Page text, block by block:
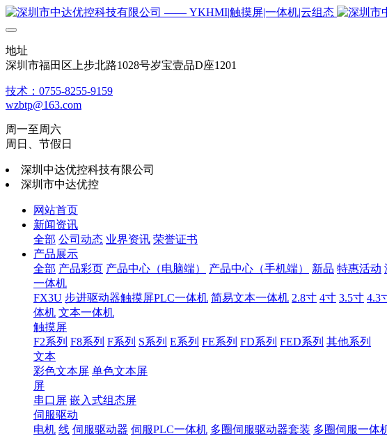
地址
深圳市福田区上步北路1028号岁宝壹品D座1201
技术：0755-8255-9159
wzbtp@163.com
周一至周六
周日、节假日
深圳中达优控科技有限公司
深圳市中达优控
网站首页
新闻资讯
全部 公司动态 业界资讯 荣誉证书
产品展示
全部 产品彩页 产品中心（电脑端） 产品中心（手机端） 新品 特惠活动
一体机
FX3U 步进驱动器触摸屏PLC一体机 简易文本一体机 2.8寸 4寸 3.5寸 4.3
体机 文本一体机
触摸屏
F2系列 F8系列 F系列 S系列 E系列 FE系列 FD系列 FED系列 其他系列
文本
彩色文本屏 单色文本屏
屏
串口屏 嵌入式组态屏
伺服驱动
电机 线 伺服驱动器 伺服PLC一体机 多圈伺服驱动器套装 多圈伺服一体